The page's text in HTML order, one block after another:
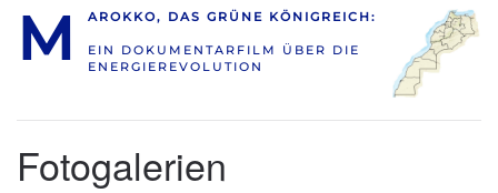
M AROKKO, DAS GRÜNE KÖNIGREICH:
EIN DOKUMENTARFILM ÜBER DIE
ENERGIEREVOLUTION
Fotogalerien